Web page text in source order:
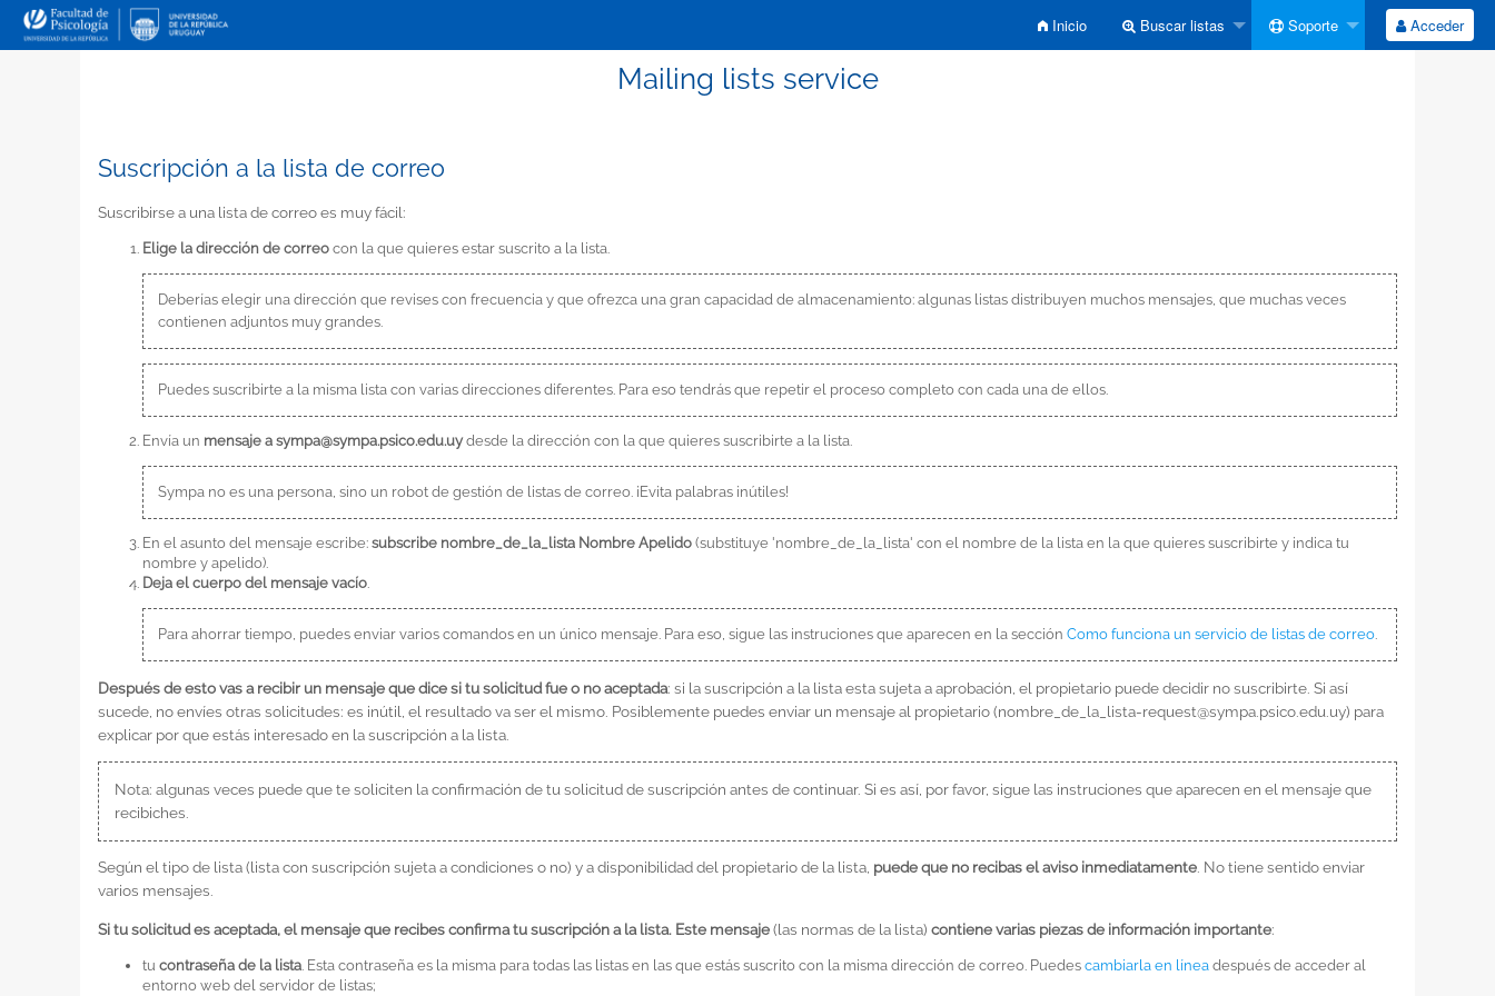
Inicio Buscar listas Soporte Acceder
Mailing lists service
Suscripción a la lista de correo
Suscribirse a una lista de correo es muy fácil:
Elige la dirección de correo con la que quieres estar suscrito a la lista.
Deberías elegir una dirección que revises con frecuencia y que ofrezca una gran capacidad de almacenamiento: algunas listas distribuyen muchos mensajes, que muchas veces
contienen adjuntos muy grandes.
Puedes suscribirte a la misma lista con varias direcciones diferentes. Para eso tendrás que repetir el proceso completo con cada una de ellos.
Envía un mensaje a sympa@sympa.psico.edu.uydesde la dirección con la que quieres suscribirte a la lista.
Sympa no es una persona, sino un robot de gestión de listas de correo. ¡Evita palabras inútiles!
En el asunto del mensaje escribe: subscribe nombre_de_la_lista Nombre Apelido (substituye 'nombre_de_la_lista' con el nombre de la lista en la que quieres suscribirte y indica tu
nombre y apelido).
Deja el cuerpo del mensaje vacío.
Para ahorrar tiempo, puedes enviar varios comandos en un único mensaje. Para eso, sigue las instruciones que aparecen en la sección Como funciona un servicio de listas de correo.
Después de esto vas a recibir un mensaje que dice si tu solicitud fue o no aceptada: si la suscripción a la lista esta sujeta a aprobación, el propietario puede decidir no suscribirte. Si así
sucede, no envíes otras solicitudes: es inútil, el resultado va ser el mismo. Posiblemente puedes enviar un mensaje al propietario (nombre_de_la_lista-request@sympa.psico.edu.uy) para
explicar por que estás interesado en la suscripción a la lista.
Nota: algunas veces puede que te soliciten la confirmación de tu solicitud de suscripción antes de continuar. Si es así, por favor, sigue las instruciones que aparecen en el mensaje que
recibiches.
Según el tipo de lista (lista con suscripción sujeta a condiciones o no) y a disponibilidad del propietario de la lista, puede que no recibas el aviso inmediatamente . No tiene sentido enviar
varios mensajes.
Si tu solicitud es aceptada, el mensaje que recibes confirma tu suscripción a la lista. Este mensaje(las normas de la lista) contiene varias piezas de información importante:
tu contraseña de la lista. Esta contraseña es la misma para todas las listas en las que estás suscrito con la misma dirección de correo. Puedes cambiarla en línea después de acceder al
entorno web del servidor de listas;